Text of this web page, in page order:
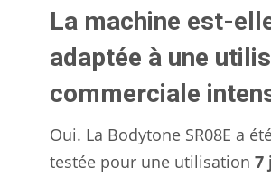
La machine est-
adaptée à une
commerciale
Oui. La Bodytone SR08E a
testée pour une utilisation 7